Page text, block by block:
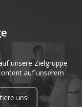
unsere Zielgruppe
auf unserem
uns!